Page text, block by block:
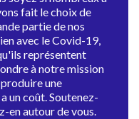
fait le choix de
partie de nos
avec le Covid-19,
représentent
à notre mission
une
un coût. Soutenez-
en autour de vous.